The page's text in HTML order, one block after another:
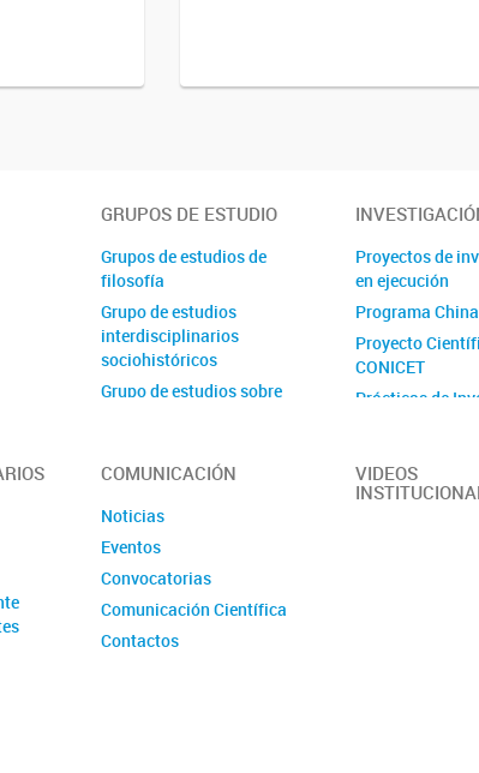
GRUPOS DE ESTUDIO
Grupos de estudios de
filosofía
Grupo de estudios
interdisciplinarios
sociohistóricos
Grupo de estudios sobre
estado, espacio y desarrollo
género, trabajo e innovación
Grupo de estudios sobre
institucionalización,
internacionalización y
Proyectos de
en ejecución
Programa
Proyecto
CONICET
Prácticas de
COMUNICACIÓN
Noticias
Eventos
Convocatorias
Comunicación Científica
Contactos
VIDEOS